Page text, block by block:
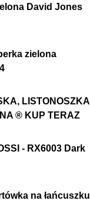
David Jones
zielona
LISTONOSZKA
® KUP TERAZ
- RX6003 Dark
na łańcuszku